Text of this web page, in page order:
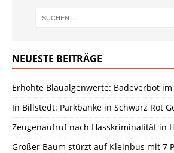
NEUESTE BEITRÄGE
Erhöhte Blaualgenwerte: Badeverbot
In Billstedt: Parkbänke in Schwarz Rot
Zeugenaufruf nach Hasskriminalität in
Großer Baum stürzt auf Kleinbus mit 7